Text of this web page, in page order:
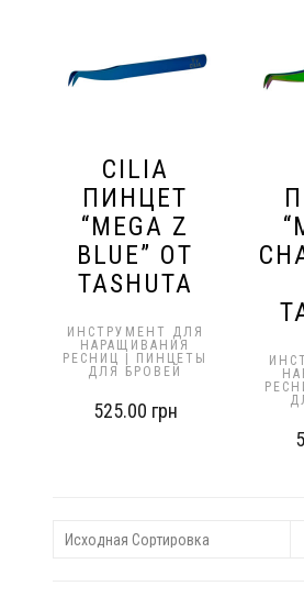
CILIA
ПИНЦЕТ
“MEGA Z
BLUE” ОТ
TASHUTA
ИНСТРУМЕНТ ДЛЯ
НАРАЩИВАНИЯ
РЕСНИЦ | ПИНЦЕТЫ
ДЛЯ БРОВЕЙ
525.00 грн